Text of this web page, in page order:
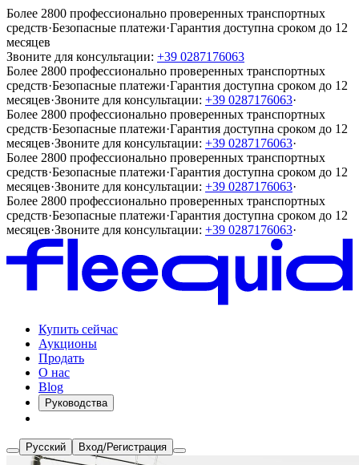
Более 2800 профессионально проверенных транспортных
средств·Безопасные платежи·Гарантия доступна сроком до 12
месяцев
Звоните для консультации: +39 0287176063
Более 2800 профессионально проверенных транспортных
средств·Безопасные платежи·Гарантия доступна сроком до 12
месяцев·Звоните для консультации: +39 0287176063·
Более 2800 профессионально проверенных транспортных
средств·Безопасные платежи·Гарантия доступна сроком до 12
месяцев·Звоните для консультации: +39 0287176063·
Более 2800 профессионально проверенных транспортных
средств·Безопасные платежи·Гарантия доступна сроком до 12
месяцев·Звоните для консультации: +39 0287176063·
Более 2800 профессионально проверенных транспортных
средств·Безопасные платежи·Гарантия доступна сроком до 12
месяцев·Звоните для консультации: +39 0287176063·
Купить сейчас
Аукционы
Продать
О нас
Blog
Руководства
Русский Вход/Регистрация